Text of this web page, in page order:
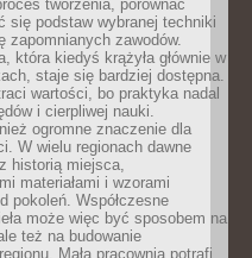
tworzenia, porównać
się podstaw wybranej techniki
zapomnianych zawodów.
która kiedyś krążyła głównie w
staje się bardziej dostępna.
wartości, bo praktyka nadal
i cierpliwej nauki.
ogromne znaczenie dla
W wielu regionach dawne
historią miejsca,
materiałami i wzorami
pokoleń. Współczesne
może więc być sposobem na
też na budowanie
Mała pracownia potrafi